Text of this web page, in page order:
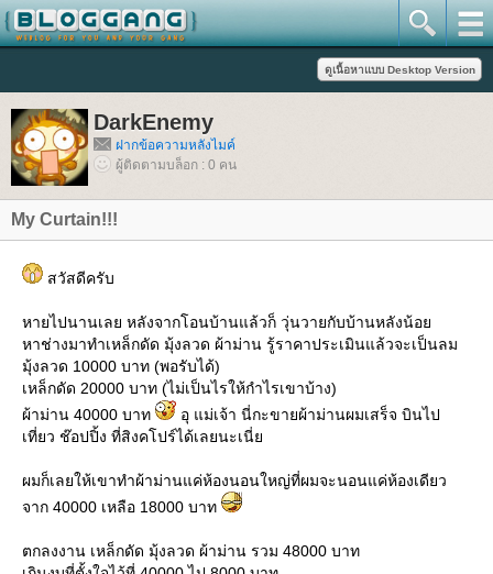
DarkEnemy
ฝากข้อความหลังไมค์
ผู้ติดตามบล็อก : 0 คน
My Curtain!!!
สวัสดีครับ
หายไปนานเลย หลังจากโอนบ้านแล้วก็ วุ่นวายกับบ้านหลังน้อ
หาช่างมาทำเหล็กดัด มุ้งลวด ผ้าม่าน รู้ราคาประเมินแล้วจะเป็นลม
มุ้งลวด 10000 บาท (พอรับได้)
เหล็กดัด 20000 บาท (ไม่เป็นไรให้กำไรเขาบ้าง)
ผ้าม่าน 40000 บาท
อุ แม่เจ้า นี่กะขายผ้าม่านผมเสร็จ บินไป
เที่ยว ช๊อปปิ้ง ที่สิงคโปร์ได้เลยนะเนี่
ผมก็เลยให้เขาทำผ้าม่านแค่ห้องนอนใหญ่ที่ผมจะนอนแค่ห้องเดียว
จาก 40000 เหลือ 18000 บาท
ตกลงงาน เหล็กดัด มุ้งลวด ผ้าม่าน รวม 48000 บาท